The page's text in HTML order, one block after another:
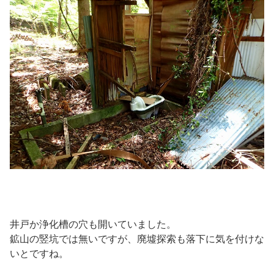
井戸か浄化槽の穴も開いていました。
鉱山の竪坑では無いですが、廃墟探索も落下に気を付けな
いとですね。